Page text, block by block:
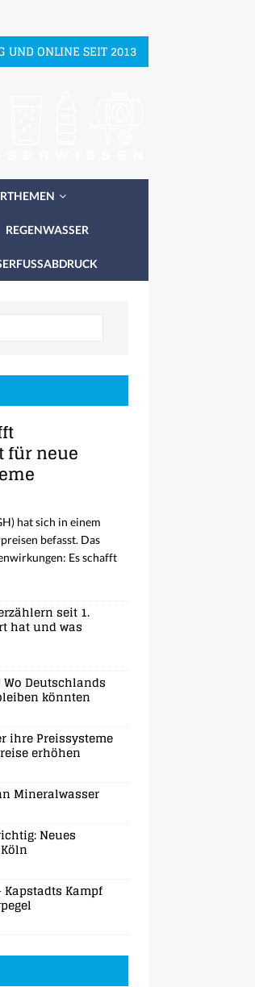
UND ONLINE SEIT 2013
REGENWASSER
für neue
hat sich in einem
befasst. Das
Es schafft
seit 1.
hat und was
Deutschlands
könnten
ihre Preissysteme
erhöhen
Mineralwasser
Neues
Kampf